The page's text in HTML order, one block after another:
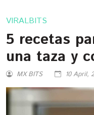
VIRALBITS
5 recetas
una taza y
MX BITS 10 April,